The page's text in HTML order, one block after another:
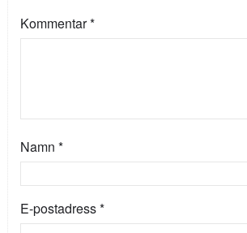
Kommentar*
Namn *
E-postadress*